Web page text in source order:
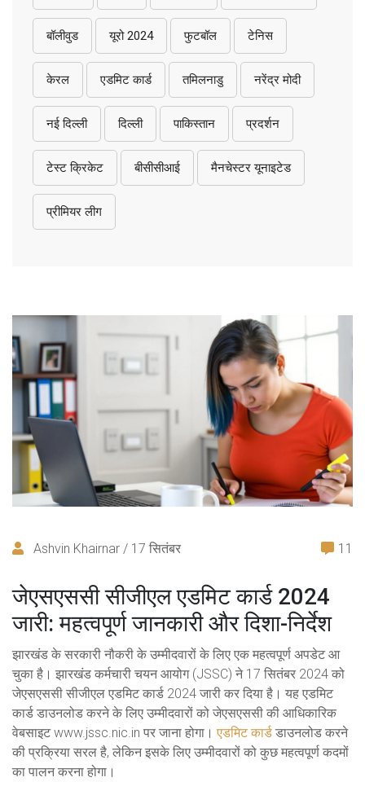
बॉलीवुड यूरो 2024 फुटबॉल टेनिस
केरल एडमिट कार्ड तमिलनाडु नरेंद्र मोदी
नई दिल्ली दिल्ली पाकिस्तान प्रदर्शन
टेस्ट क्रिकेट बीसीसीआई मैनचेस्टर यूनाइटेड
प्रीमियर लीग
Ashvin Khairnar / 17 सितंबर 11
जेएसएससी सीजीएल एडमिट कार्ड 2024
जारी: महत्वपूर्ण जानकारी और दिशा-निर्देश
झारखंड के सरकारी नौकरी के उम्मीदवारों के लिए एक महत्वपूर्ण अपडेट आ
चुका है। झारखंड कर्मचारी चयन आयोग (JSSC) ने 17 सितंबर 2024 को
जेएसएससी सीजीएल एडमिट कार्ड 2024 जारी कर दिया है। यह एडमिट
कार्ड डाउनलोड करने के लिए उम्मीदवारों को जेएसएससी की आधिकारिक
वेबसाइट www.jssc.nic.in पर जाना होगा।एडमिट कार्ड डाउनलोड करने
की प्रक्रिया सरल है, लेकिन इसके लिए उम्मीदवारों को कुछ महत्वपूर्ण कदमों
का पालन करना होगा।